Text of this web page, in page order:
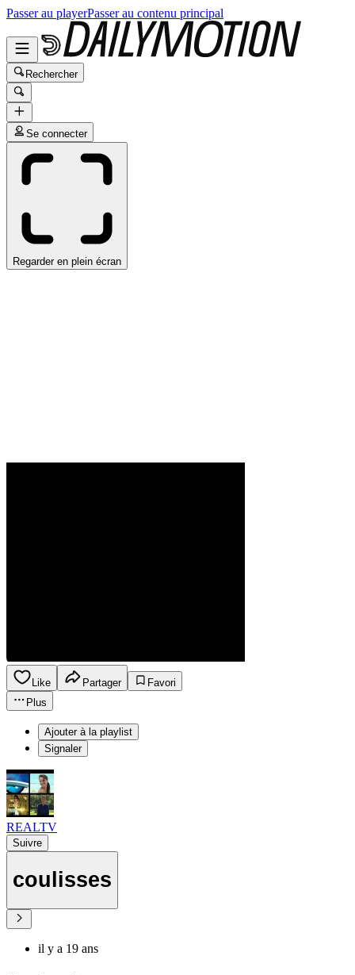
Passer au playerPasser au contenu principal
Rechercher
Se connecter
Regarder en plein écran
Like Partager
Favori
Plus
Ajouter à la playlist
Signaler
REALTV
Suivre
coulisses
il y a 19 ans